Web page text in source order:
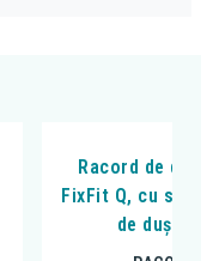
Racord de
FixFit Q, cu
de duș,